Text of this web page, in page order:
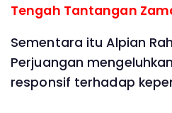
Tengah Tantangan
Sementara itu Alpian
Perjuangan
responsif terhadap